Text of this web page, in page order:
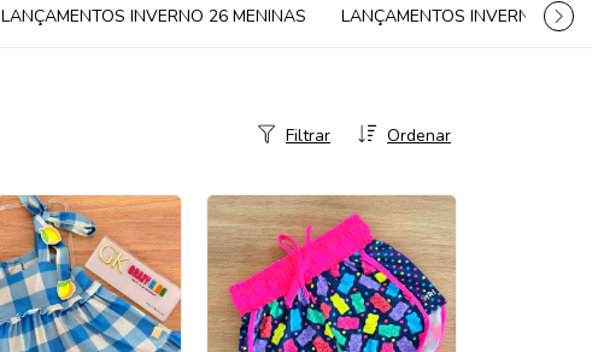
LANÇAMENTOS INVERNO 26 MENINAS LANÇAMENTOS INVERNO 26
Ordenar
Filtrar